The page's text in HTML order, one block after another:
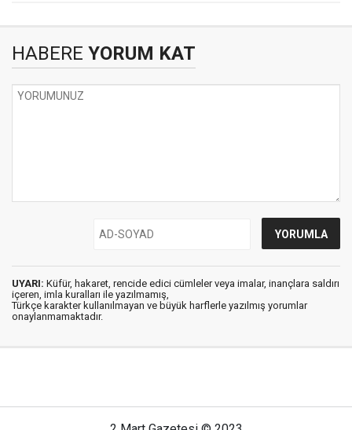
HABERE YORUM KAT
UYARI: Küfür, hakaret, rencide edici cümleler veya imalar, inançlara saldırı
içeren, imla kuralları ile yazılmamış,
Türkçe karakter kullanılmayan ve büyük harflerle yazılmış yorumlar
onaylanmamaktadır.